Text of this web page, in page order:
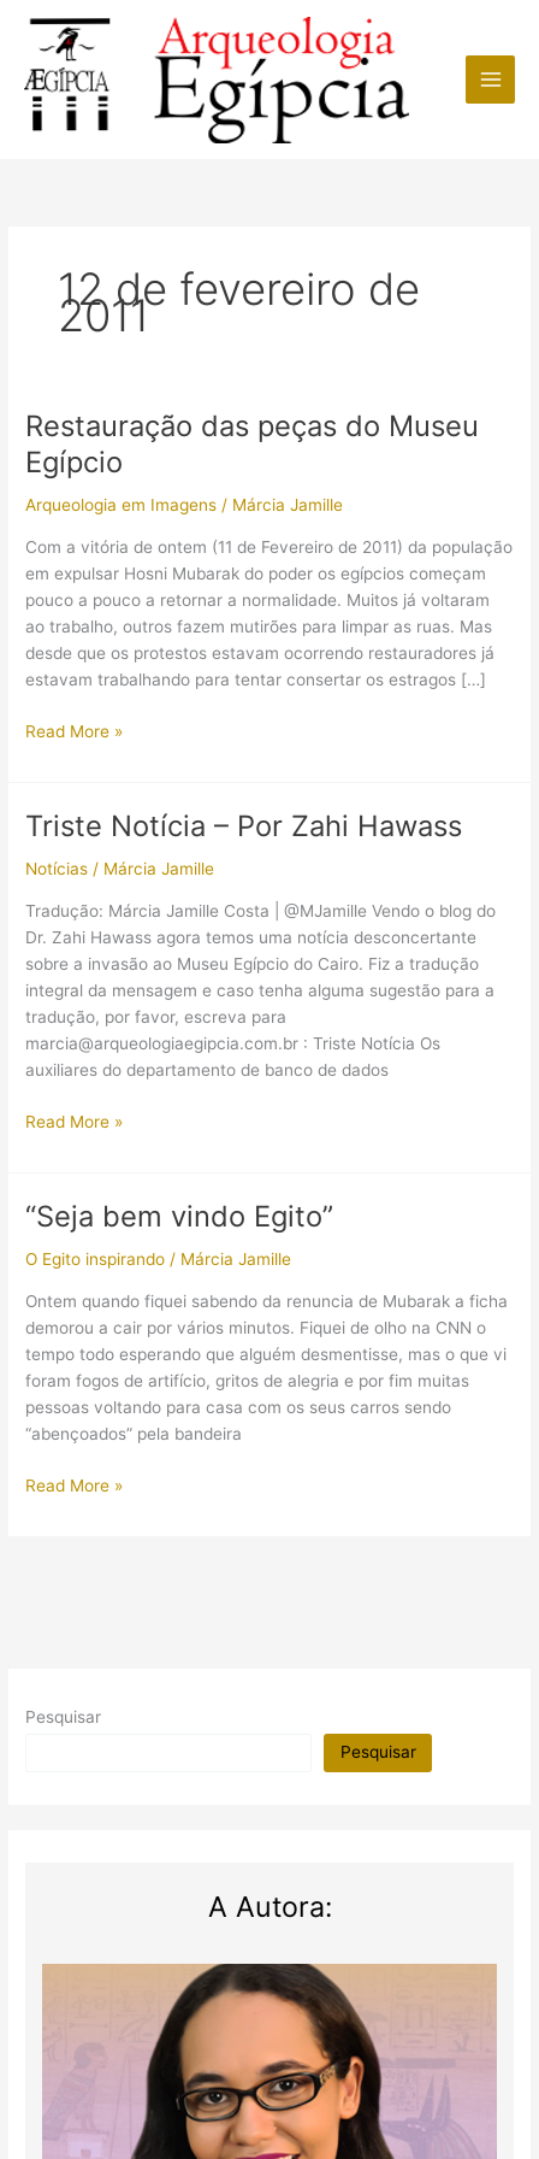
conteúdo
12 de fevereiro de
2011
Restauração das peças do Museu
Egípcio
Arqueologia em Imagens / Márcia Jamille
Com a vitória de ontem (11 de Fevereiro de 2011) da população
em expulsar Hosni Mubarak do poder os egípcios começam
pouco a pouco a retornar a normalidade. Muitos já voltaram
ao trabalho, outros fazem mutirões para limpar as ruas. Mas
desde que os protestos estavam ocorrendo restauradores já
estavam trabalhando para tentar consertar os estragos […]
Restauração
Museu
Egípcio
Read More »
Triste Notícia – Por Zahi Hawass
Notícias / Márcia Jamille
Tradução: Márcia Jamille Costa | @MJamille Vendo o blog do
Dr. Zahi Hawass agora temos uma notícia desconcertante
sobre a invasão ao Museu Egípcio do Cairo. Fiz a tradução
integral da mensagem e caso tenha alguma sugestão para a
tradução, por favor, escreva para
marcia@arqueologiaegipcia.com.br : Triste Notícia Os
auxiliares do departamento de banco de dados
Triste
Zahi
Hawass
Read More »
“Seja bem vindo Egito”
O Egito inspirando / Márcia Jamille
Ontem quando fiquei sabendo da renuncia de Mubarak a ficha
demorou a cair por vários minutos. Fiquei de olho na CNN o
tempo todo esperando que alguém desmentisse, mas o que vi
foram fogos de artifício, gritos de alegria e por fim muitas
pessoas voltando para casa com os seus carros sendo
“abençoados” pela bandeira
“Seja
Read More »
Pesquisar
Pesquisar
A Autora: